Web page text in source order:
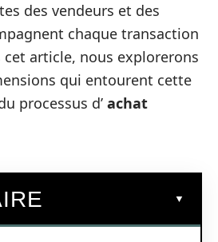
des vendeurs et des
chaque transaction
article, nous explorerons
qui entourent cette
processus d’ achat